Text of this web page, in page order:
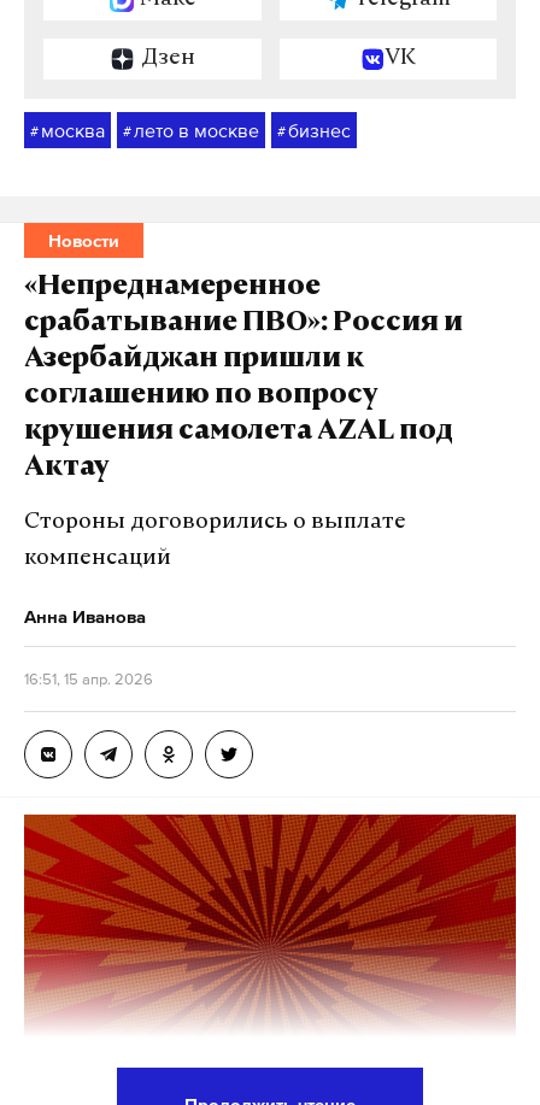
Дзен VK
# москва # лето в москве #бизнес
Новости
«Непреднамеренное
срабатывание ПВО»: Россия и
Азербайджан пришли к
соглашению по вопросу
крушения самолета AZAL под
Актау
Стороны договорились о выплате
компенсаций
Анна Иванова
16:51, 15 апр. 2026